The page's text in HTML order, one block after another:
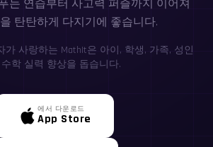
는 연습부터 사고력 퍼즐까지 이어져
탄탄하게 다지기에 좋습니다.
가 사랑하는 MathIt은 아이, 학생, 가족, 성인
학 실력 향상을 돕습니다.
에서 다운로드
App Store